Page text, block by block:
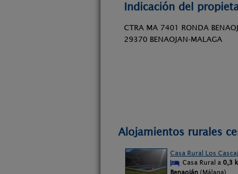
Indicación del
CTRA MA 7401 RONDA
29370 BENAOJAN-MALAGA
Alojamientos rurales
Casa Rural Los
Casa Rural a 0,3
Benaoján (Málaga)